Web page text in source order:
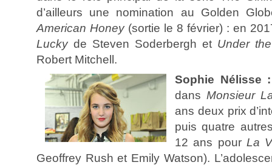
d’ailleurs une nomination au Golden
American Honey(sortie le 8 février) : en
Lucky de Steven Soderbergh et Under
Robert Mitchell.
Sophie Nélisse
dansMonsieur
ans deux prix
puis quatre
12 ans pour La
Geoffrey Rush et Emily Watson).